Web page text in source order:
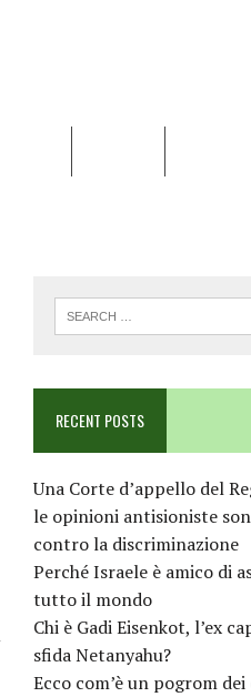
RECENT POSTS
Una Corte d’appello del
le opinioni antisioniste
contro la discriminazione
Perché Israele è amico di
tutto il mondo
Chi è Gadi Eisenkot, l’ex
sfida Netanyahu?
Ecco com’è un pogrom